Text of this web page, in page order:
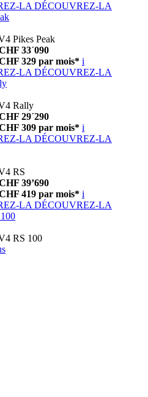
LA DÉCOUVREZ-LA
Pikes Peak
33´090
329 par mois* i
LA DÉCOUVREZ-LA
Rally
29´290
309 par mois* i
LA DÉCOUVREZ-LA
RS
39’690
419 par mois* i
LA DÉCOUVREZ-LA
RS 100